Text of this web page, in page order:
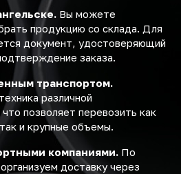
Вы можете
продукцию со склада. Для
документ, удостоверяющий
заказа.
транспортом.
различной
позволяет перевозить как
и крупные объемы.
компаниями. По
доставку через